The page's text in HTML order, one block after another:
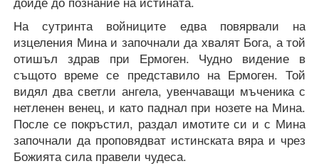
На сутринта войниците едва повярвали на
изцеления Мина и започнали да хвалят Бога, а той
отишъл здрав при Ермоген. Чудно видение в
същото време се представило на Ермоген. Той
видял два светли ангела, увенчаващи мъченика с
нетленен венец, и като паднал при нозете на Мина.
После се покръстил, раздал имотите си и с Мина
започнали да проповядват истинската вяра и чрез
Божията сила правели чудеса.